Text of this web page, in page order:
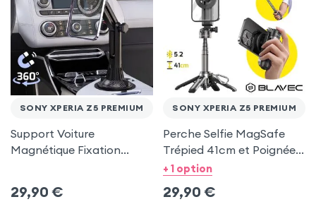
SONY XPERIA Z5 PREMIUM
Support Voiture
Magnétique Fixation
29,90 €
SONY XPERIA Z5 PREMIUM
Perche Selfie MagSafe
Trépied 41cm et Poignée
Grip - Noir pour Sony
+ 1 option
29,90 €